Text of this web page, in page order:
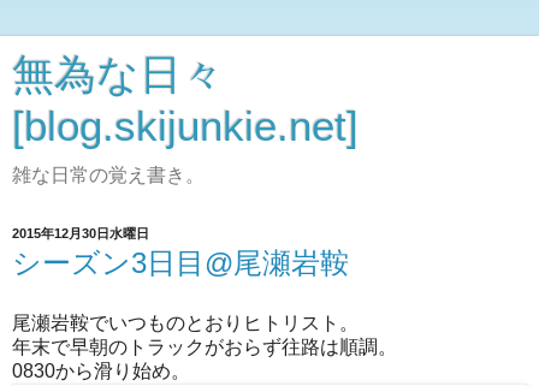
無為な日々
[blog.skijunkie.net]
雑な日常の覚え書き。
2015年12月30日水曜日
シーズン3日目@尾瀬岩鞍
尾瀬岩鞍でいつものとおりヒトリスト。
年末で早朝のトラックがおらず往路は順調。
0830から滑り始め。